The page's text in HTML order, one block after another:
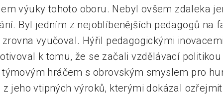
výuky tohoto oboru. Nebyl ovšem zdaleka
Byl jedním z nejoblíbenějších pedagogů na
vyučoval. Hýřil pedagogickými
k tomu, že se začali vzdělávací
hráčem s obrovským smyslem pro
jeho vtipných výroků, kterými dokázal